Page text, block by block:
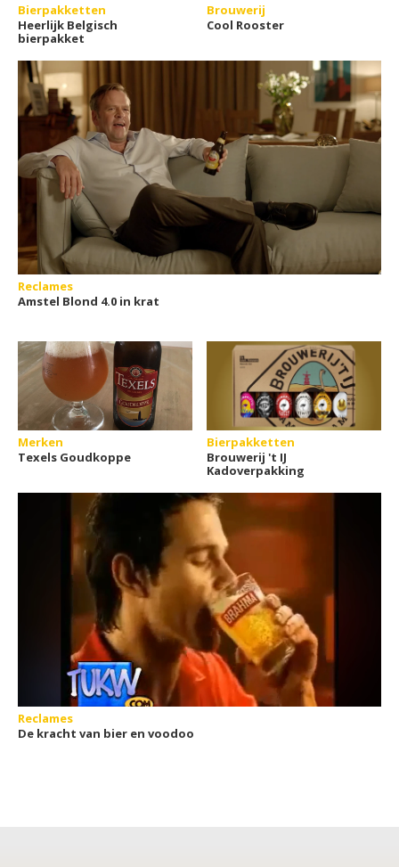
Bierpakketten
Heerlijk Belgisch
bierpakket
Brouwerij
Cool Rooster
Reclames
Amstel Blond 4.0 in krat
Merken
Texels Goudkoppe
Bierpakketten
Brouwerij 't IJ
Kadoverpakking
Reclames
De kracht van bier en voodoo